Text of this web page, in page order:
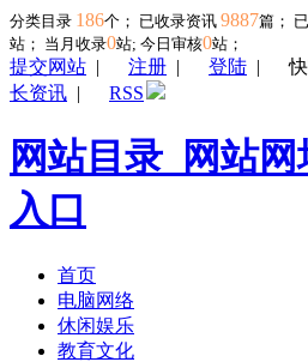
分类目录 186个； 已收录资讯 9887篇；
站； 当月收录0站; 今日审核0站；
提交网站 | 注册 | 登陆 |
长资讯 | RSS
网站目录_网站
入口
首页
电脑网络
休闲娱乐
教育文化